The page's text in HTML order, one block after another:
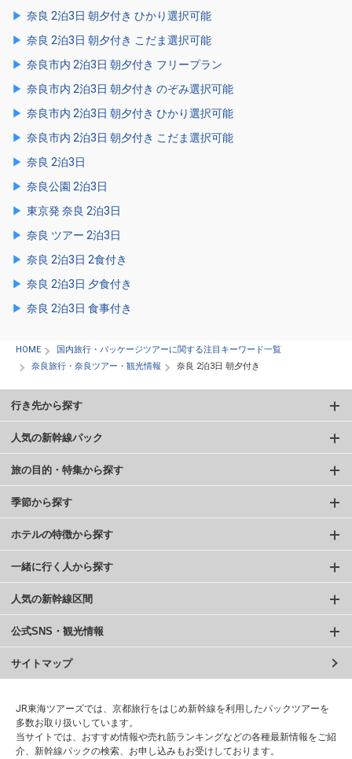
奈良 2泊3日 朝夕付き ひかり選択可能
奈良 2泊3日 朝夕付き こだま選択可能
奈良市内 2泊3日 朝夕付き フリープラン
奈良市内 2泊3日 朝夕付き のぞみ選択可能
奈良市内 2泊3日 朝夕付き ひかり選択可能
奈良市内 2泊3日 朝夕付き こだま選択可能
奈良 2泊3日
奈良公園 2泊3日
東京発 奈良 2泊3日
奈良 ツアー 2泊3日
奈良 2泊3日 2食付き
奈良 2泊3日 夕食付き
奈良 2泊3日 食事付き
HOME
国内旅行・パッケージツアーに関する注目キーワード一覧
奈良旅行・奈良ツアー・観光情報
奈良 2泊3日 朝夕付き
行き先から探す
人気の新幹線パック
旅の目的・特集から探す
季節から探す
ホテルの特徴から探す
一緒に行く人から探す
人気の新幹線区間
公式SNS・観光情報
サイトマップ
JR東海ツアーズでは、京都旅行をはじめ新幹線を利用したパックツアーを
多数お取り扱いしています。
当サイトでは、おすすめ情報や売れ筋ランキングなどの各種最新情報をご紹
介、新幹線パックの検索、お申し込みもお受けしております。